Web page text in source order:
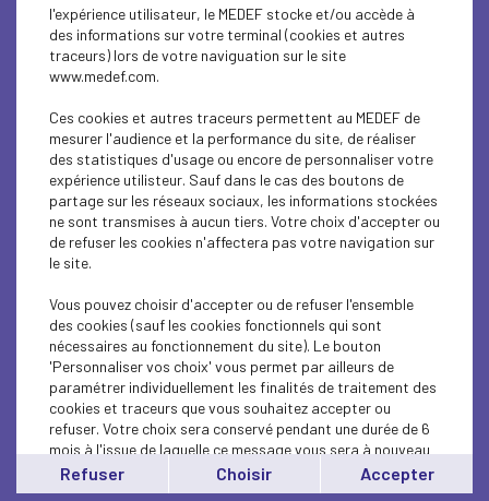
ÉCONOMIE
Réforme du financement de la sécurité sociale
: les propositions...
Lire l'article
ÉCONOMIE
REF Souveraineté - Accélérer ou (encore)
décrocher - lundi 29...
Lire l'article
l'expérience utilisateur, le MEDEF stocke et/ou accède à
des informations sur votre terminal (cookies et autres
traceurs) lors de votre naviguation sur le site
www.medef.com.
Ces cookies et autres traceurs permettent au MEDEF de
mesurer l'audience et la performance du site, de réaliser
des statistiques d'usage ou encore de personnaliser votre
expérience utilisteur. Sauf dans le cas des boutons de
partage sur les réseaux sociaux, les informations stockées
ne sont transmises à aucun tiers. Votre choix d'accepter ou
de refuser les cookies n'affectera pas votre navigation sur
le site.
Vous pouvez choisir d'accepter ou de refuser l'ensemble
des cookies (sauf les cookies fonctionnels qui sont
nécessaires au fonctionnement du site). Le bouton
'Personnaliser vos choix' vous permet par ailleurs de
paramétrer individuellement les finalités de traitement des
cookies et traceurs que vous souhaitez accepter ou
refuser. Votre choix sera conservé pendant une durée de 6
mois à l'issue de laquelle ce message vous sera à nouveau
affiché..
Vous pouvez modifier votre choix à tout moment en
Refuser Choisir Accepter